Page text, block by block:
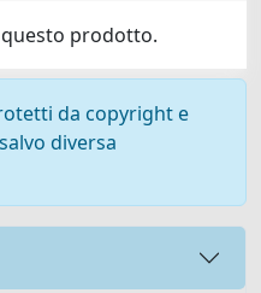
prodotto.
da copyright e
diversa